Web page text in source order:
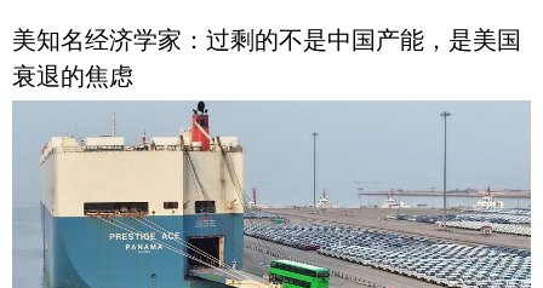
美知名经济学家：过剩的不是中国产能，是美国
衰退的焦虑